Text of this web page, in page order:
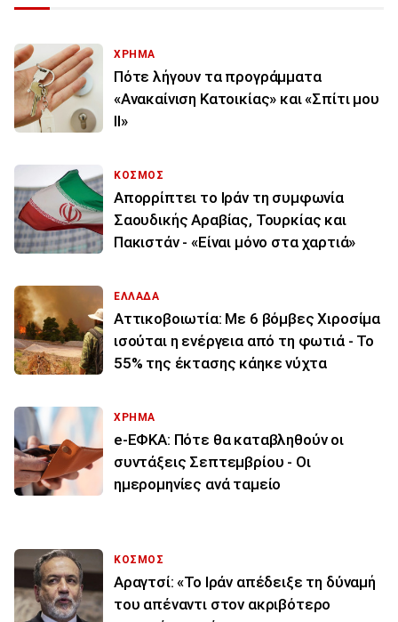
ΧΡΗΜΑ
Πότε λήγουν τα προγράμματα
«Ανακαίνιση Κατοικίας» και «Σπίτι μου
ΙΙ»
ΚΟΣΜΟΣ
Απορρίπτει το Ιράν τη συμφωνία
Σαουδικής Αραβίας, Τουρκίας και
Πακιστάν - «Είναι μόνο στα χαρτιά»
ΕΛΛΑΔΑ
Αττικοβοιωτία: Με 6 βόμβες Χιροσίμα
ισούται η ενέργεια από τη φωτιά - Το
55% της έκτασης κάηκε νύχτα
ΧΡΗΜΑ
e-ΕΦΚΑ: Πότε θα καταβληθούν οι
συντάξεις Σεπτεμβρίου - Οι
ημερομηνίες ανά ταμείο
ΚΟΣΜΟΣ
Αραγτσί: «Το Ιράν απέδειξε τη δύναμή
του απέναντι στον ακριβότερο